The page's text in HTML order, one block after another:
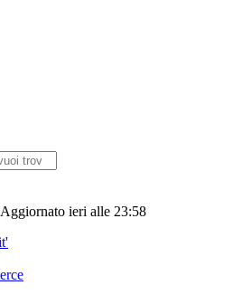
Aggiornato ieri alle 23:58